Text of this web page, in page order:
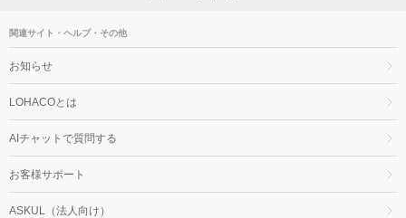
関連サイト・ヘルプ・その他
お知らせ
LOHACOとは
AIチャットで質問する
お客様サポート
ASKUL（法人向け）